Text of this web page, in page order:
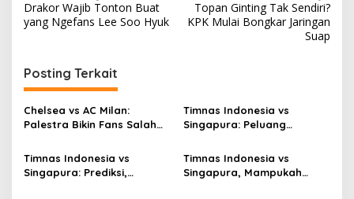
pos
Drakor Wajib Tonton Buat
yang Ngefans Lee Soo Hyuk
Topan Ginting Tak Sendiri?
KPK Mulai Bongkar Jaringan
Suap
Posting Terkait
Chelsea vs AC Milan:
Palestra Bikin Fans Salah
Timnas Indonesia vs
Singapura: Peluang
Melayang
Timnas Indonesia vs
Singapura: Prediksi,
Timnas Indonesia vs
Singapura, Mampukah